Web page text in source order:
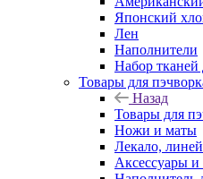
Японский
Лен
Наполнители
Набор тканей
Товары для
Назад
Товары для
Ножи и маты
Лекало,
Аксессуары и